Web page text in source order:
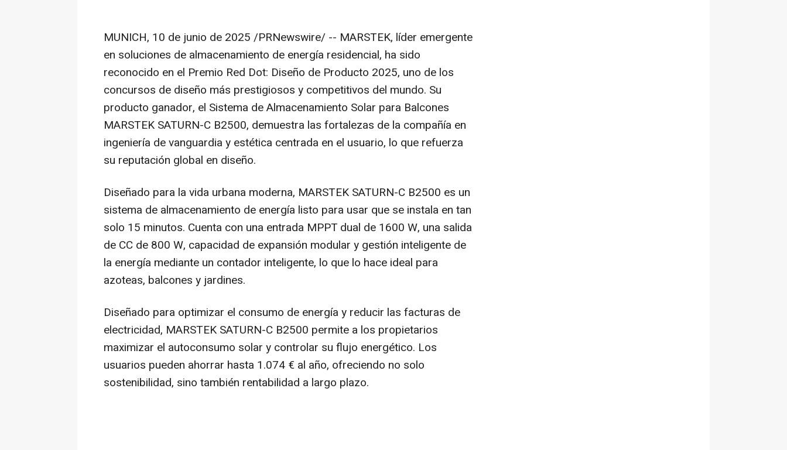
MUNICH, 10 de junio de 2025 /PRNewswire/ -- MARSTEK, líder emergente
en soluciones de almacenamiento de energía residencial, ha sido
reconocido en el Premio Red Dot: Diseño de Producto 2025, uno de los
concursos de diseño más prestigiosos y competitivos del mundo. Su
producto ganador, el Sistema de Almacenamiento Solar para Balcones
MARSTEK SATURN-C B2500, demuestra las fortalezas de la compañía en
ingeniería de vanguardia y estética centrada en el usuario, lo que refuerza
su reputación global en diseño.
Diseñado para la vida urbana moderna, MARSTEK SATURN-C B2500 es un
sistema de almacenamiento de energía listo para usar que se instala en tan
solo 15 minutos. Cuenta con una entrada MPPT dual de 1600 W, una salida
de CC de 800 W, capacidad de expansión modular y gestión inteligente de
la energía mediante un contador inteligente, lo que lo hace ideal para
azoteas, balcones y jardines.
Diseñado para optimizar el consumo de energía y reducir las facturas de
electricidad, MARSTEK SATURN-C B2500 permite a los propietarios
maximizar el autoconsumo solar y controlar su flujo energético. Los
usuarios pueden ahorrar hasta 1.074 € al año, ofreciendo no solo
sostenibilidad, sino también rentabilidad a largo plazo.